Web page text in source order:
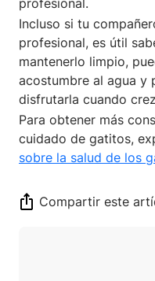
Incluso si tu
profesional, es útil
mantenerlo limpio,
acostumbre al agua y
disfrutarla cuando
Para obtener más
cuidado de gatitos,
sobre la salud de los
Compartir este